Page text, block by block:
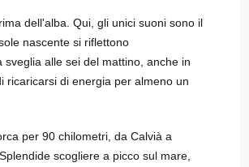
dell'alba. Qui, gli unici suoni sono il
nascente si riflettono
alle sei del mattino, anche in
ricaricarsi di energia per almeno un
per 90 chilometri, da Calvià a
scogliere a picco sul mare,